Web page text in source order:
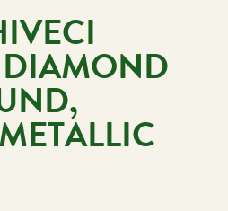
DIAMOND